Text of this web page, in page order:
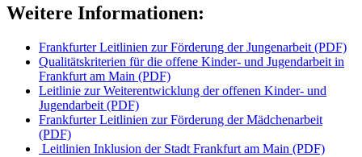
Weitere Informationen:
Frankfurter Leitlinien zur Förderung der Jungenarbeit (PDF)
Qualitätskriterien für die offene Kinder- und Jugendarbeit in
Frankfurt am Main (PDF)
Leitlinie zur Weiterentwicklung der offenen Kinder- und
Jugendarbeit (PDF)
Frankfurter Leitlinien zur Förderung der Mädchenarbeit
(PDF)
Leitlinien Inklusion der Stadt Frankfurt am Main (PDF)